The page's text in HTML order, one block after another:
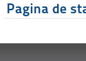
Pagina de